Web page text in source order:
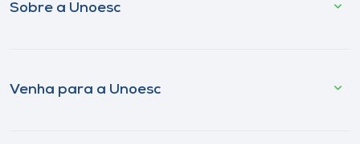
Sobre a Unoesc
Venha para a Unoesc